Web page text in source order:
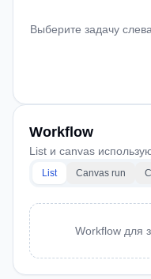
Выберите задачу
Workflow
List и canvas
List Canvas run
Workflow для